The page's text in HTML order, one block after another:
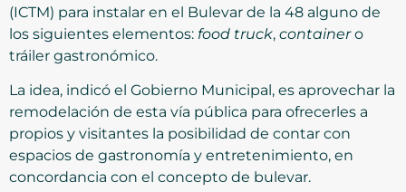
(ICTM) para instalar en el Bulevar de la 48 alguno de
los siguientes elementos: food truck, containero
tráiler gastronómico.
La idea, indicó el Gobierno Municipal, es aprovechar la
remodelación de esta vía pública para ofrecerles a
propios y visitantes la posibilidad de contar con
espacios de gastronomía y entretenimiento, en
concordancia con el concepto de bulevar.